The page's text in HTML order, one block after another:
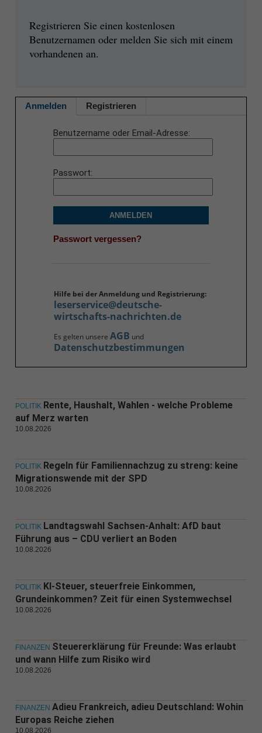
Registrieren Sie einen kostenlosen
Benutzernamen oder melden Sie sich mit einem
vorhandenen an.
Anmelden Registrieren
Benutzername oder Email-Adresse
Passwort
ANMELDEN
Passwort vergessen?
Hilfe bei der Anmeldung und Registrierung:
leserservice@deutsche-
wirtschafts-nachrichten.de
Es gelten unsere AGB und
Datenschutzbestimmungen
POLITIK Rente, Haushalt, Wahlen - welche Probleme
auf Merz warten
10.08.2026
POLITIK Regeln für Familiennachzug zu streng: keine
Migrationswende mit der SPD
10.08.2026
POLITIK Landtagswahl Sachsen-Anhalt: AfD baut
Führung aus – CDU verliert an Boden
10.08.2026
POLITIK KI-Steuer, steuerfreie Einkommen,
Grundeinkommen? Zeit für einen Systemwechsel
10.08.2026
FINANZEN Steuererklärung für Freunde: Was erlaubt
und wann Hilfe zum Risiko wird
10.08.2026
FINANZEN Adieu Frankreich, adieu Deutschland: Wohin
Europas Reiche ziehen
10.08.2026